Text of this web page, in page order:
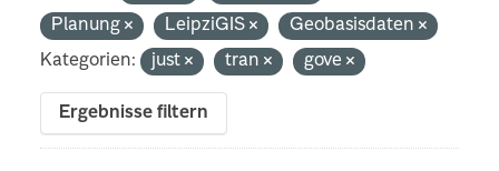
Planung
LeipziGIS
Geobasisdaten
Kategorien:
just tran gove
Ergebnisse filtern